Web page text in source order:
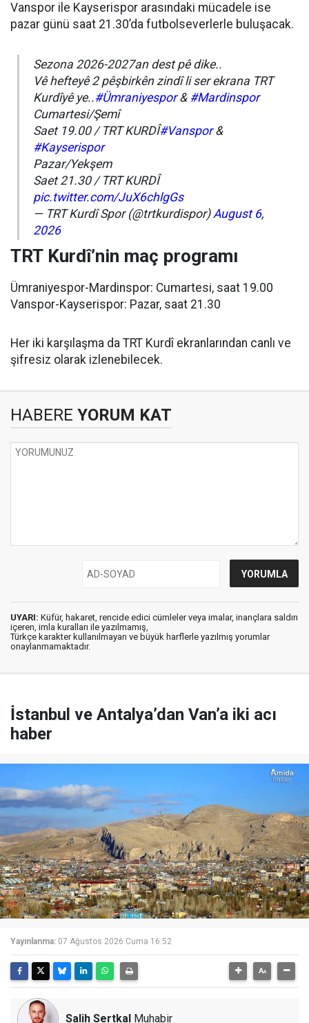
Vanspor ile Kayserispor arasındaki mücadele ise
pazar günü saat 21.30’da futbolseverlerle buluşacak.
Sezona 2026-2027an dest pê dike..
Vê hefteyê 2 pêşbirkên zindî li ser ekrana TRT
Kurdîyê ye..#Ümraniyespor& #Mardinspor
Cumartesi/Şemî
Saet 19.00 / TRT KURDÎ#Vanspor&
#Kayserispor
Pazar/Yekşem
Saet 21.30 / TRT KURDÎ
pic.twitter.com/JuX6chlgGs
— TRT Kurdî Spor (@trtkurdispor)August 6,
2026
TRT Kurdî’nin maç programı
Ümraniyespor-Mardinspor: Cumartesi, saat 19.00
Vanspor-Kayserispor: Pazar, saat 21.30
Her iki karşılaşma da TRT Kurdî ekranlarından canlı ve
şifresiz olarak izlenebilecek.
HABERE YORUM KAT
UYARI: Küfür, hakaret, rencide edici cümleler veya imalar, inançlara saldırı
içeren, imla kuralları ile yazılmamış,
Türkçe karakter kullanılmayan ve büyük harflerle yazılmış yorumlar
onaylanmamaktadır.
İstanbul ve Antalya’dan Van’a iki acı
haber
Yayınlanma: 07 Ağustos 2026 Cuma 16:52
Salih Sertkal Muhabir